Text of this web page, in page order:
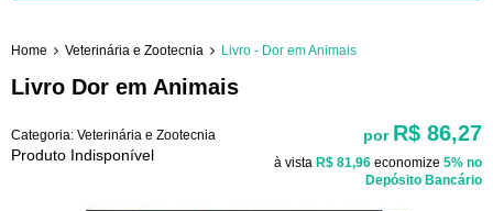
Home Veterinária e Zootecnia Livro - Dor em Animais
Livro Dor em Animais
Categoria: Veterinária e Zootecnia
Produto Indisponível
por R$ 86,27
à vista R$ 81,96 economize 5% no
Depósito Bancário